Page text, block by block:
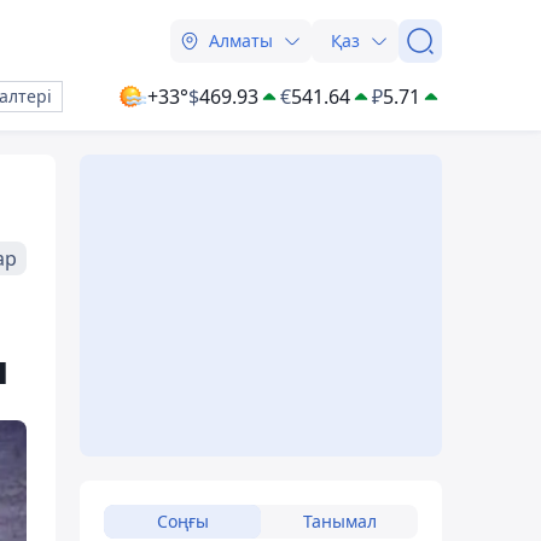
Алматы Қаз
+33°$469.93 €541.64 ₽5.71
Соңғы Танымал